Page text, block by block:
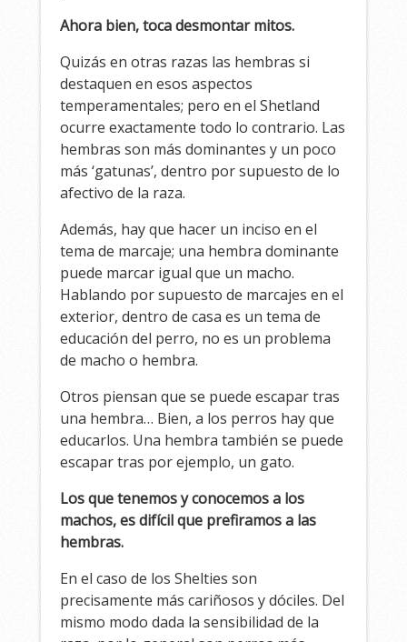
Ahora bien, toca desmontar mitos.
Quizás en otras razas las hembras si
destaquen en esos aspectos
temperamentales; pero en el Shetland
ocurre exactamente todo lo contrario. Las
hembras son más dominantes y un poco
más ‘gatunas’, dentro por supuesto de lo
afectivo de la raza.
Además, hay que hacer un inciso en el
tema de marcaje; una hembra dominante
puede marcar igual que un macho.
Hablando por supuesto de marcajes en el
exterior, dentro de casa es un tema de
educación del perro, no es un problema
de macho o hembra.
Otros piensan que se puede escapar tras
una hembra… Bien, a los perros hay que
educarlos. Una hembra también se puede
escapar tras por ejemplo, un gato.
Los que tenemos y conocemos a los
machos, es difícil que prefiramos a las
hembras.
En el caso de los Shelties son
precisamente más cariñosos y dóciles. Del
mismo modo dada la sensibilidad de la